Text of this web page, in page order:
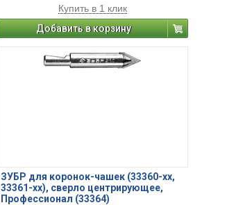
Купить в 1 клик
Добавить в корзину
ЗУБР для коронок-чашек (33360-хх,
33361-хх), сверло центрирующее,
Профессионал (33364)